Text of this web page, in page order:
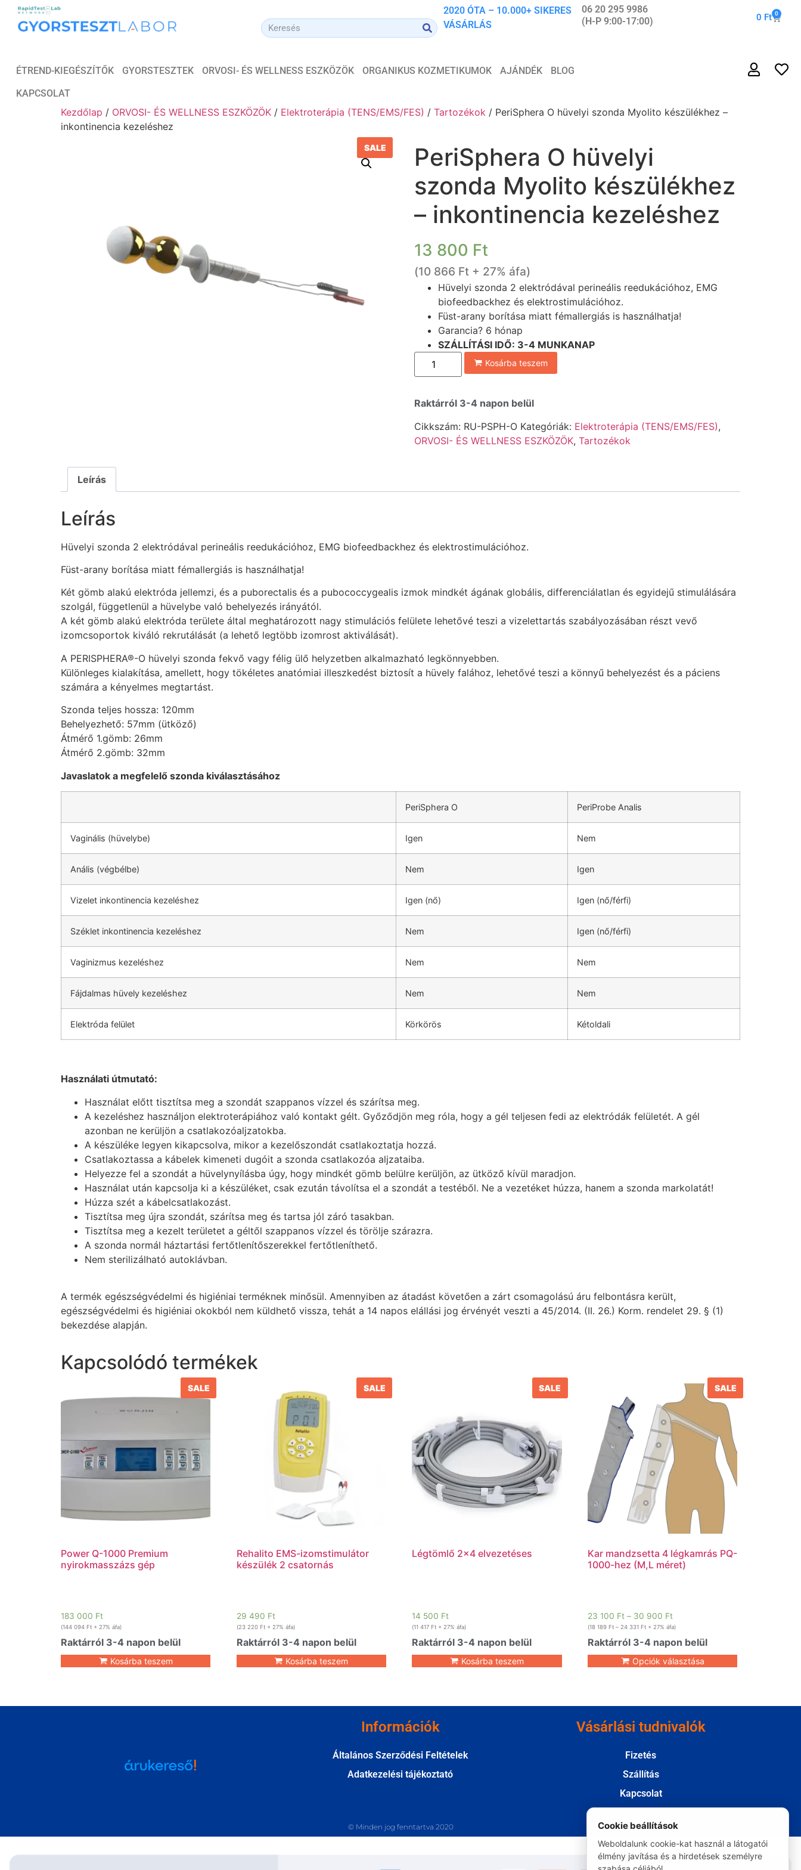
2020 ÓTA – 10.000+ SIKERES
VÁSÁRLÁS
06 20 295 9986
(H-P 9:00-17:00)
0 Ft 0
ÉTREND-KIEGÉSZÍTŐK GYORSTESZTEK ORVOSI- ÉS WELLNESS ESZKÖZÖK ORGANIKUS KOZMETIKUMOK AJÁNDÉK
BLOG
KAPCSOLAT
Kezdőlap / ORVOSI- ÉS WELLNESS ESZKÖZÖK / Elektroterápia (TENS/EMS/FES) / Tartozékok / PeriSphera O hüvelyi szonda Myolito készülékhez –
inkontinencia kezeléshez
SALE
PeriSphera O hüvelyi
szonda Myolito készülékhez
– inkontinencia kezeléshez
13 800 Ft
(10 866 Ft+ 27% áfa)
Hüvelyi szonda 2 elektródával perineális reedukációhoz, EMG
biofeedbackhez és elektrostimulációhoz.
Füst-arany borítása miatt fémallergiás is használhatja!
Garancia? 6 hónap
SZÁLLÍTÁSI IDŐ: 3-4 MUNKANAP
Kosárba teszem
Raktárról 3-4 napon belül
Cikkszám: RU-PSPH-O Kategóriák: Elektroterápia (TENS/EMS/FES),
ORVOSI- ÉS WELLNESS ESZKÖZÖK, Tartozékok
Leírás
Leírás
Hüvelyi szonda 2 elektródával perineális reedukációhoz, EMG biofeedbackhez és elektrostimulációhoz.
Füst-arany borítása miatt fémallergiás is használhatja!
Két gömb alakú elektróda jellemzi, és a puborectalis és a pubococcygealis izmok mindkét ágának globális, differenciálatlan és egyidejű stimulálására
szolgál, függetlenül a hüvelybe való behelyezés irányától.
A két gömb alakú elektróda területe által meghatározott nagy stimulációs felülete lehetővé teszi a vizelettartás szabályozásában részt vevő
izomcsoportok kiváló rekrutálását (a lehető legtöbb izomrost aktiválását).
A PERISPHERA®-O hüvelyi szonda fekvő vagy félig ülő helyzetben alkalmazható legkönnyebben.
Különleges kialakítása, amellett, hogy tökéletes anatómiai illeszkedést biztosít a hüvely falához, lehetővé teszi a könnyű behelyezést és a páciens
számára a kényelmes megtartást.
Szonda teljes hossza: 120mm
Behelyezhető: 57mm (ütköző)
Átmérő 1.gömb: 26mm
Átmérő 2.gömb: 32mm
Javaslatok a megfelelő szonda kiválasztásához
PeriSphera O PeriProbe Analis
Vaginális (hüvelybe) Igen Nem
Anális (végbélbe) Nem Igen
Vizelet inkontinencia kezeléshez Igen (nő) Igen (nő/férfi)
Széklet inkontinencia kezeléshez Nem Igen (nő/férfi)
Vaginizmus kezeléshez Nem Nem
Fájdalmas hüvely kezeléshez Nem Nem
Elektróda felület Körkörös Kétoldali
Használati útmutató:
Használat előtt tisztítsa meg a szondát szappanos vízzel és szárítsa meg.
A kezeléshez használjon elektroterápiához való kontakt gélt. Győződjön meg róla, hogy a gél teljesen fedi az elektródák felületét. A gél
azonban ne kerüljön a csatlakozóaljzatokba.
A készüléke legyen kikapcsolva, mikor a kezelőszondát csatlakoztatja hozzá.
Csatlakoztassa a kábelek kimeneti dugóit a szonda csatlakozóa aljzataiba.
Helyezze fel a szondát a hüvelynyílásba úgy, hogy mindkét gömb belülre kerüljön, az ütköző kívül maradjon.
Használat után kapcsolja ki a készüléket, csak ezután távolítsa el a szondát a testéből. Ne a vezetéket húzza, hanem a szonda markolatát!
Húzza szét a kábelcsatlakozást.
Tisztítsa meg újra szondát, szárítsa meg és tartsa jól záró tasakban.
Tisztítsa meg a kezelt területet a géltől szappanos vízzel és törölje szárazra.
A szonda normál háztartási fertőtlenítőszerekkel fertőtleníthető.
Nem sterilizálható autoklávban.
A termék egészségvédelmi és higiéniai terméknek minősül. Amennyiben az átadást követően a zárt csomagolású áru felbontásra került,
egészségvédelmi és higiéniai okokból nem küldhető vissza, tehát a 14 napos elállási jog érvényét veszti a 45/2014. (II. 26.) Korm. rendelet 29. § (1)
bekezdése alapján.
Kapcsolódó termékek
SALE
Power Q-1000 Premium
nyirokmasszázs gép
183 000 Ft
(144 094 Ft + 27% áfa)
Raktárról 3-4 napon belül
Kosárba teszem
SALE
Rehalito EMS-izomstimulátor
készülék 2 csatornás
29 490 Ft
(23 220 Ft+ 27% áfa)
Raktárról 3-4 napon belül
Kosárba teszem
SALE
Légtömlő 2×4 elvezetéses
14 500 Ft
(11 417 Ft + 27% áfa)
Raktárról 3-4 napon belül
Kosárba teszem
SALE
Kar mandzsetta 4 légkamrás PQ-
1000-hez (M,L méret)
23 100 Ft – 30 900 Ft
(18 189 Ft – 24 331 Ft + 27% áfa)
Raktárról 3-4 napon belül
Opciók választása
Információk
Általános Szerződési Feltételek
Adatkezelési tájékoztató
Vásárlási tudnivalók
Fizetés
Szállítás
Kapcsolat
© Minden jog fenntartva 2020 Cookie beállítások
Weboldalunk cookie-kat használ a látogatói
élmény javítása és a hirdetések személyre